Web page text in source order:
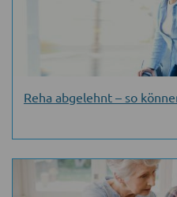
Reha abgelehnt – so